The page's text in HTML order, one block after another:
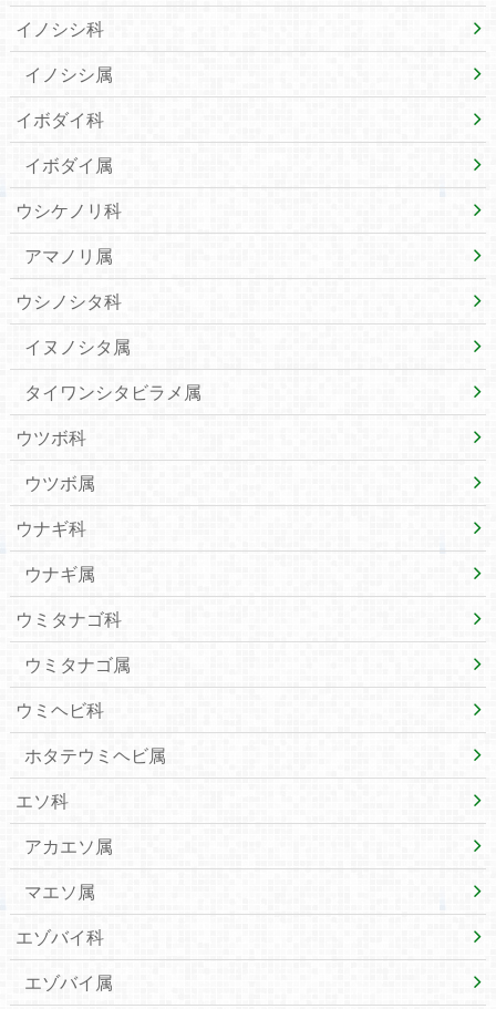
イノシシ科
イノシシ属
イボダイ科
イボダイ属
ウシケノリ科
アマノリ属
ウシノシタ科
イヌノシタ属
タイワンシタビラメ属
ウツボ科
ウツボ属
ウナギ科
ウナギ属
ウミタナゴ科
ウミタナゴ属
ウミヘビ科
ホタテウミヘビ属
エソ科
アカエソ属
マエソ属
エゾバイ科
エゾバイ属